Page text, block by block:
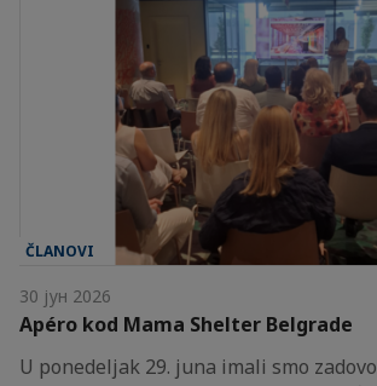
ČLANOVI
30 јун 2026
Apéro kod Mama Shelter Belgrade
U ponedeljak 29. juna imali smo